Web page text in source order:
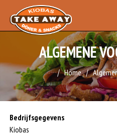
ALGEMENE
Home
Bedrijfsgegevens
Kiobas